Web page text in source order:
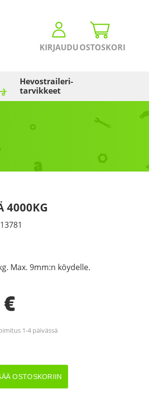
KIRJAUDUOSTOSKORI
Hevostraileri­
tarvikkeet
4000KG
13781
Max. 9mm:n köydelle.
€
1-4 päivässä
OSTOSKORIIN